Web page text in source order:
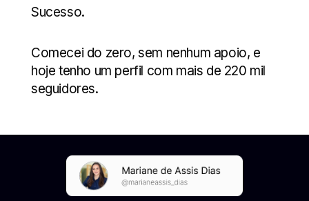
Sucesso.
Comecei do zero, sem nenhum apoio, e
hoje tenho um perfil com mais de 220 mil
seguidores.